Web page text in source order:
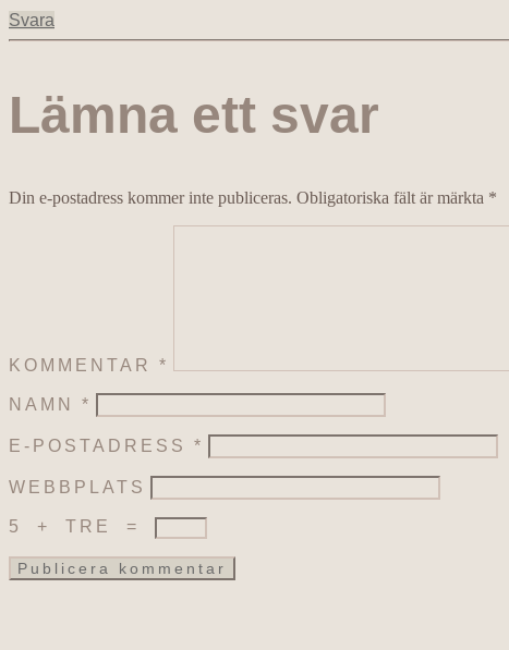
Svara
Lämna ett svar
Din e-postadress kommer inte publiceras. Obligatoriska fält är märkta *
KOMMENTAR *
NAMN *
E-POSTADRESS *
WEBBPLATS
5 + TRE =